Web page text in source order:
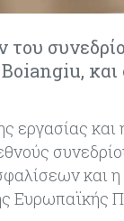
εργασίας
και
Ευρωπαϊκής